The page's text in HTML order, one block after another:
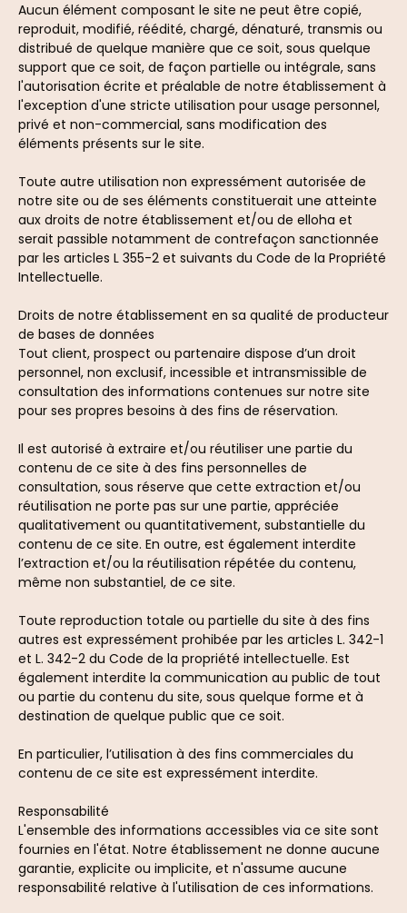
Aucun élément composant le site ne peut être copié,
reproduit, modifié, réédité, chargé, dénaturé, transmis ou
distribué de quelque manière que ce soit, sous quelque
support que ce soit, de façon partielle ou intégrale, sans
l'autorisation écrite et préalable de notre établissement à
l'exception d'une stricte utilisation pour usage personnel,
privé et non-commercial, sans modification des
éléments présents sur le site.
Toute autre utilisation non expressément autorisée de
notre site ou de ses éléments constituerait une atteinte
aux droits de notre établissement et/ou de elloha et
serait passible notamment de contrefaçon sanctionnée
par les articles L 355-2 et suivants du Code de la Propriété
Intellectuelle.
Droits de notre établissement en sa qualité de producteur
de bases de données
Tout client, prospect ou partenaire dispose d’un droit
personnel, non exclusif, incessible et intransmissible de
consultation des informations contenues sur notre site
pour ses propres besoins à des fins de réservation.
Il est autorisé à extraire et/ou réutiliser une partie du
contenu de ce site à des fins personnelles de
consultation, sous réserve que cette extraction et/ou
réutilisation ne porte pas sur une partie, appréciée
qualitativement ou quantitativement, substantielle du
contenu de ce site. En outre, est également interdite
l’extraction et/ou la réutilisation répétée du contenu,
même non substantiel, de ce site.
Toute reproduction totale ou partielle du site à des fins
autres est expressément prohibée par les articles L. 342-1
et L. 342-2 du Code de la propriété intellectuelle. Est
également interdite la communication au public de tout
ou partie du contenu du site, sous quelque forme et à
destination de quelque public que ce soit.
En particulier, l’utilisation à des fins commerciales du
contenu de ce site est expressément interdite.
Responsabilité
L'ensemble des informations accessibles via ce site sont
fournies en l'état. Notre établissement ne donne aucune
garantie, explicite ou implicite, et n'assume aucune
responsabilité relative à l'utilisation de ces informations.